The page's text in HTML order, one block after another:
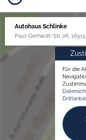
Autohaus Schlinke
Paul-Gerhardt-Str. 26,
Für die